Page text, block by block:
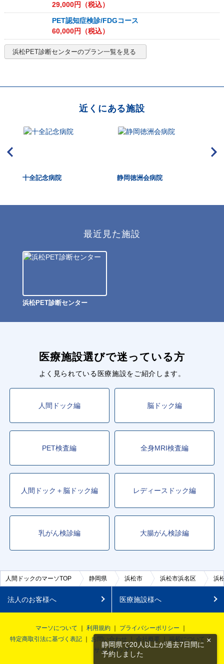
29,000円（税込）
PET認知症検診/FDGコース
60,000円（税込）
浜松PET診断センターのプラン一覧を見る
近くにある施設
十全記念病院 静岡徳洲会病院
最近見た施設
浜松PET診断センター
医療施設選びで迷っている方
よく見られている医療施設をご紹介します。
人間ドック編 脳ドック編
PET検査編 全身MRI検査編
人間ドック＋脳ドック編 レディースドック編
乳がん検診編 大腸がん検診編
人間ドックのマーソTOP 静岡県 浜松市 浜松市浜名区 浜
法人のお客様へ 医療施設様へ
マーソについて 利用規約
プライバシーポリシー
特定商取引法に基づく表記
お問い合わせ 会社概要
掲載について
サイトマップ
静岡県で20人以上が過去7日間に
予約しました
×